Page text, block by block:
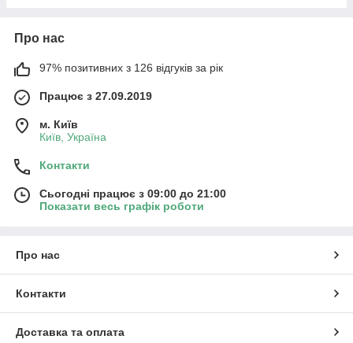
Про нас
97% позитивних з 126 відгуків за рік
Працює з 27.09.2019
м. Київ
Київ, Україна
Контакти
Сьогодні працює з 09:00 до 21:00
Показати весь графік роботи
Про нас
Контакти
Доставка та оплата